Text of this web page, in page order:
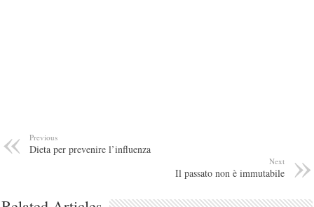
Previous
Dieta per prevenire l’influenza
Next
Il passato non è immutabile